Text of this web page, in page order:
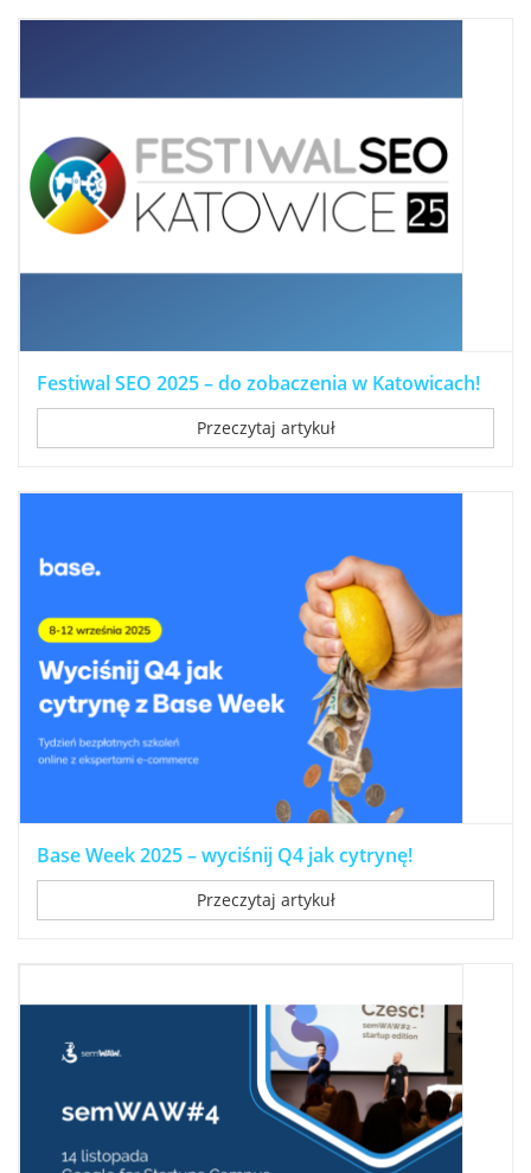
Festiwal SEO 2025 – do zobaczenia w Katowicach!
Przeczytaj artykuł
Base Week 2025 – wyciśnij Q4 jak cytrynę!
Przeczytaj artykuł